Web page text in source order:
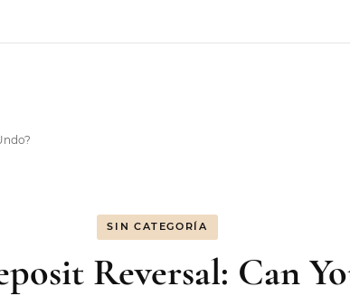
SIN CATEGORÍA
Reversal: Can